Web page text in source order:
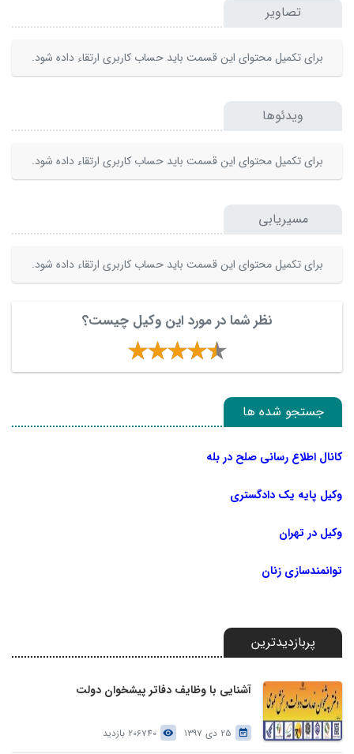
تصاویر
برای تکمیل محتوای این قسمت باید حساب کاربری ارتقاء داده شود.
ویدئوها
برای تکمیل محتوای این قسمت باید حساب کاربری ارتقاء داده شود.
مسیریابی
برای تکمیل محتوای این قسمت باید حساب کاربری ارتقاء داده شود.
نظر شما در مورد این وکیل چیست؟
جستجو شده ها
کانال اطلاع رسانی صلح در بله
وکیل پایه یک دادگستری
وکیل در تهران
توانمندسازی زنان
پربازدیدترین
آشنایی با وظایف دفاتر پیشخوان دولت
25 دی 1397 206740 بازدید